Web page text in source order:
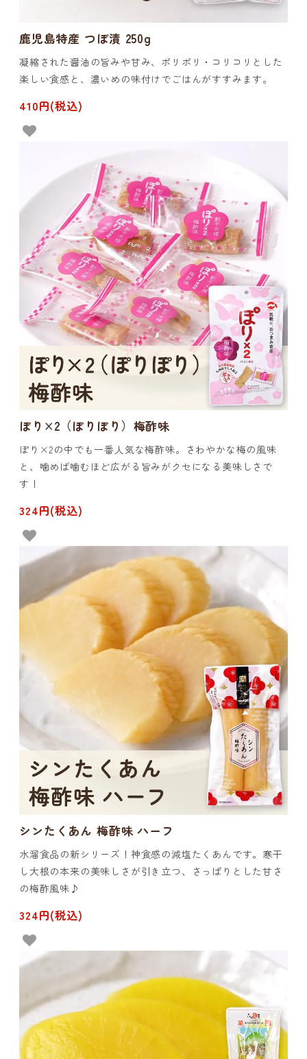
鹿児島特産 つぼ漬 250g
凝縮された醤油の旨みや甘み、ポリポリ・コリコリとした
楽しい食感と、濃いめの味付けでごはんがすすみます。
410円(税込)
ぽり×2（ぽりぽり）梅酢味
ぽり×2の中でも一番人気な梅酢味。さわやかな梅の風味
と、噛めば噛むほど広がる旨みがクセになる美味しさで
す！
324円(税込)
シンたくあん 梅酢味 ハーフ
水溜食品の新シリーズ！神食感の減塩たくあんです。寒干
し大根の本来の美味しさが引き立つ、さっぱりとした甘さ
の梅酢風味♪
324円(税込)